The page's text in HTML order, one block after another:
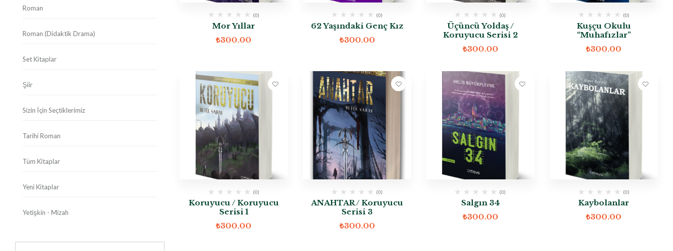
Roman
Roman (Didaktik Drama)
Set Kitaplar
Şiir
Sizin İçin Seçtiklerimiz
Tarihi Roman
Tüm Kitaplar
Yeni Kitaplar
Yetişkin - Mizah
(0)
Mor Yıllar
₺300.00
(0)
62 Yaşındaki Genç Kız
₺300.00
(0)
Üçüncü Yoldaş /
Koruyucu Serisi 2
₺300.00
(0)
Kuşçu Okulu
“Muhafızlar”
₺300.00
(0)
Koruyucu / Koruyucu
Serisi 1
₺300.00
(0)
ANAHTAR / Koruyucu
Serisi 3
₺300.00
(0)
Salgın 34
₺300.00
(0)
Kaybolanlar
₺300.00